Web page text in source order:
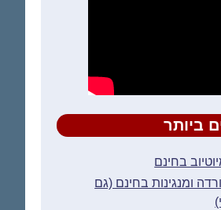
ביותר
בחינם
ומנגינות בחינם (גם